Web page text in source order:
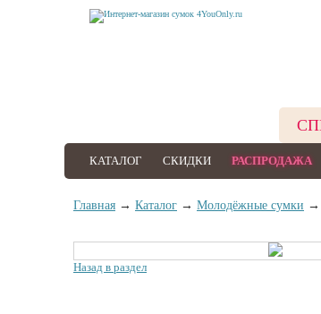
КАТАЛОГ СКИДКИ РАСПРОДАЖА
Главная → Каталог → Молодёжные сумки →
Назад в раздел